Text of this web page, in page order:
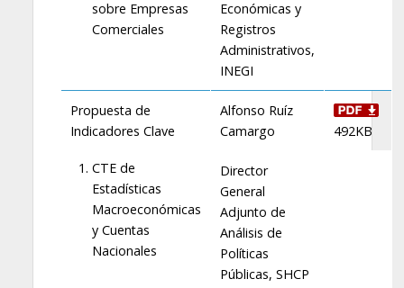
sobre Empresas
Comerciales
Económicas y
Registros
Administrativos,
INEGI
Propuesta de
Indicadores Clave
CTE de
Estadísticas
Macroeconómicas
y Cuentas
Nacionales
Alfonso Ruíz
Camargo
492KB
Director
General
Adjunto de
Análisis de
Políticas
Públicas, SHCP